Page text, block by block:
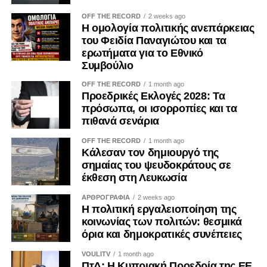
συμφέροντα. Ο ΟΟΣΑ έχει επισημάνει ότι η αδιαφανής
άσκηση επιρροής περιορίζει την ακεραιότητα των θεσμών
και υπονομεύει την εμπιστοσύνη των πολιτών.
Η ψηφιακή επικοινωνία διευρύνει περαιτέρω το πεδίο της
αποσπάσματα και χορηγούμενες αναρτήσεις μπορούν να
αναπαράγουν για μεγάλο χρονικό διάστημα μια
περιορισμένη δράση, δημιουργώντας την εντύπωση
αποδοχής. Ο Κανονισμός (ΕΕ) 2024/900 για τη διαφάνεια
και τη στόχευση της πολιτικής διαφήμισης, ο οποίος
εφαρμόζεται κατά το μεγαλύτερο μέρος του από τις 10
του πολιτικού διαφημιστικού περιεχομένου και
γνωστοποίησης του χρηματοδότη. Μολονότι κάθε
ανάρτηση κοινωνικού φορέα δεν συνιστά πολιτική
κοινωνικό περιεχόμενο χρηματοδοτείται ή
OFF THE RECORD 2 weeks ago
Η ομολογία πολιτικής ανεπάρκειας
του Φειδία Παναγιώτου και τα
ερωτήματα για το Εθνικό
Συμβούλιο
OFF THE RECORD 1 month ago
Προεδρικές Εκλογές 2028: Τα
πρόσωπα, οι ισορροπίες και τα
πιθανά σενάρια
OFF THE RECORD 1 month ago
Κάλεσαν τον δημιουργό της
σημαίας του ψευδοκράτους σε
έκθεση στη Λευκωσία
ΑΡΘΡΟΓΡΑΦΙΑ 2 weeks ago
Η πολιτική εργαλειοποίηση της
κοινωνίας των πολιτών: θεσμικά
όρια και δημοκρατικές συνέπειες
VOULITV 1 month ago